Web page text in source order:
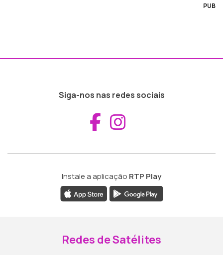
PUB
Siga-nos nas redes sociais
Aceder ao
Instale a aplicação RTP Play
Redes de Satélites